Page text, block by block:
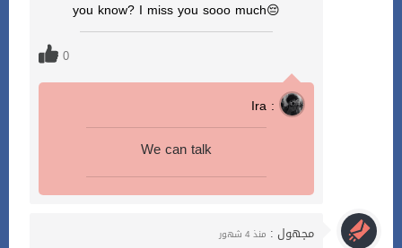
😔you know? I miss you sooo much
0
Ira :
We can talk
مجهول : منذ 4 شهور